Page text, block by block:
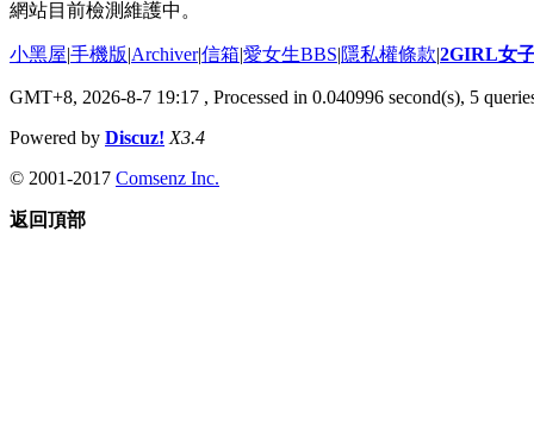
網站目前檢測維護中。
小黑屋|手機版|Archiver|信箱|愛女生BBS|隱私權條款|2GIRL女
GMT+8, 2026-8-7 19:17 , Processed in 0.040996 second(s), 5
Powered by Discuz! X3.4
© 2001-2017 Comsenz Inc.
返回頂部